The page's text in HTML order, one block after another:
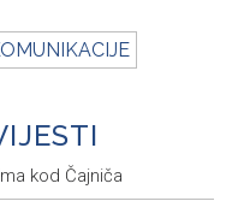
kod Čajniča